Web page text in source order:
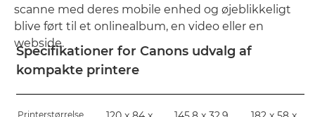
scanne med deres mobile enhed og øjeblikkeligt
blive ført til et onlinealbum, en video eller en
webside.
Specifikationer for Canons udvalg af
kompakte printere
Printerstørrelse